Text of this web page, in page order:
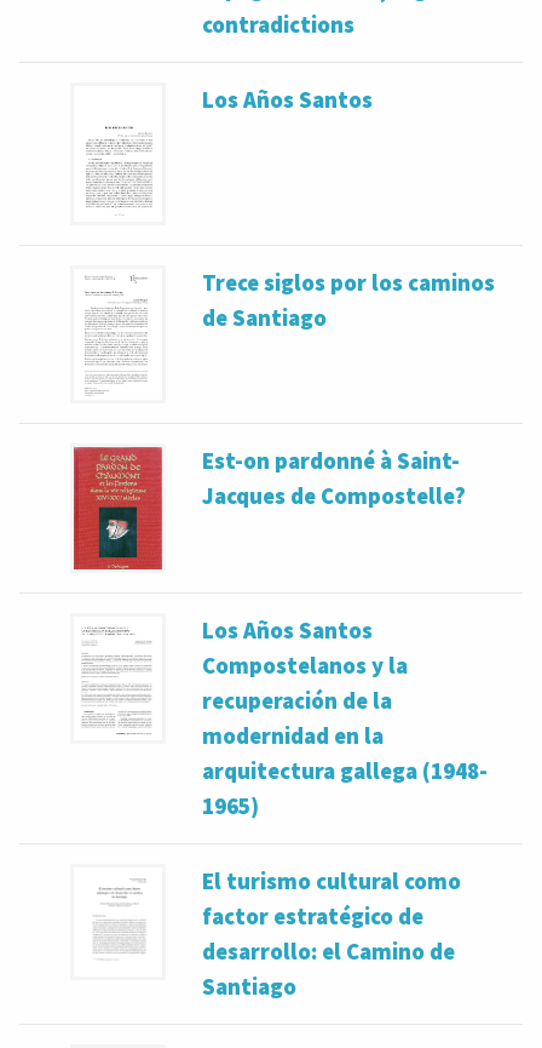
contradictions
Los Años Santos
Trece siglos por los caminos
de Santiago
Est-on pardonné à Saint-
Jacques de Compostelle?
Los Años Santos
Compostelanos y la
recuperación de la
modernidad en la
arquitectura gallega (1948-
1965)
El turismo cultural como
factor estratégico de
desarrollo: el Camino de
Santiago